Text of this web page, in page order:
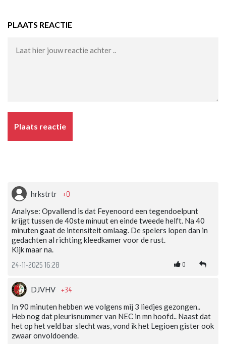
PLAATS REACTIE
Plaats reactie
hrkstrtr +0
Analyse: Opvallend is dat Feyenoord een tegendoelpunt
krijgt tussen de 40ste minuut en einde tweede helft. Na 40
minuten gaat de intensiteit omlaag. De spelers lopen dan in
gedachten al richting kleedkamer voor de rust.
Kijk maar na.
24-11-2025 16:28 0
DJVHV +34
In 90 minuten hebben we volgens mij 3 liedjes gezongen..
Heb nog dat pleurisnummer van NEC in mn hoofd.. Naast dat
het op het veld bar slecht was, vond ik het Legioen gister ook
zwaar onvoldoende.